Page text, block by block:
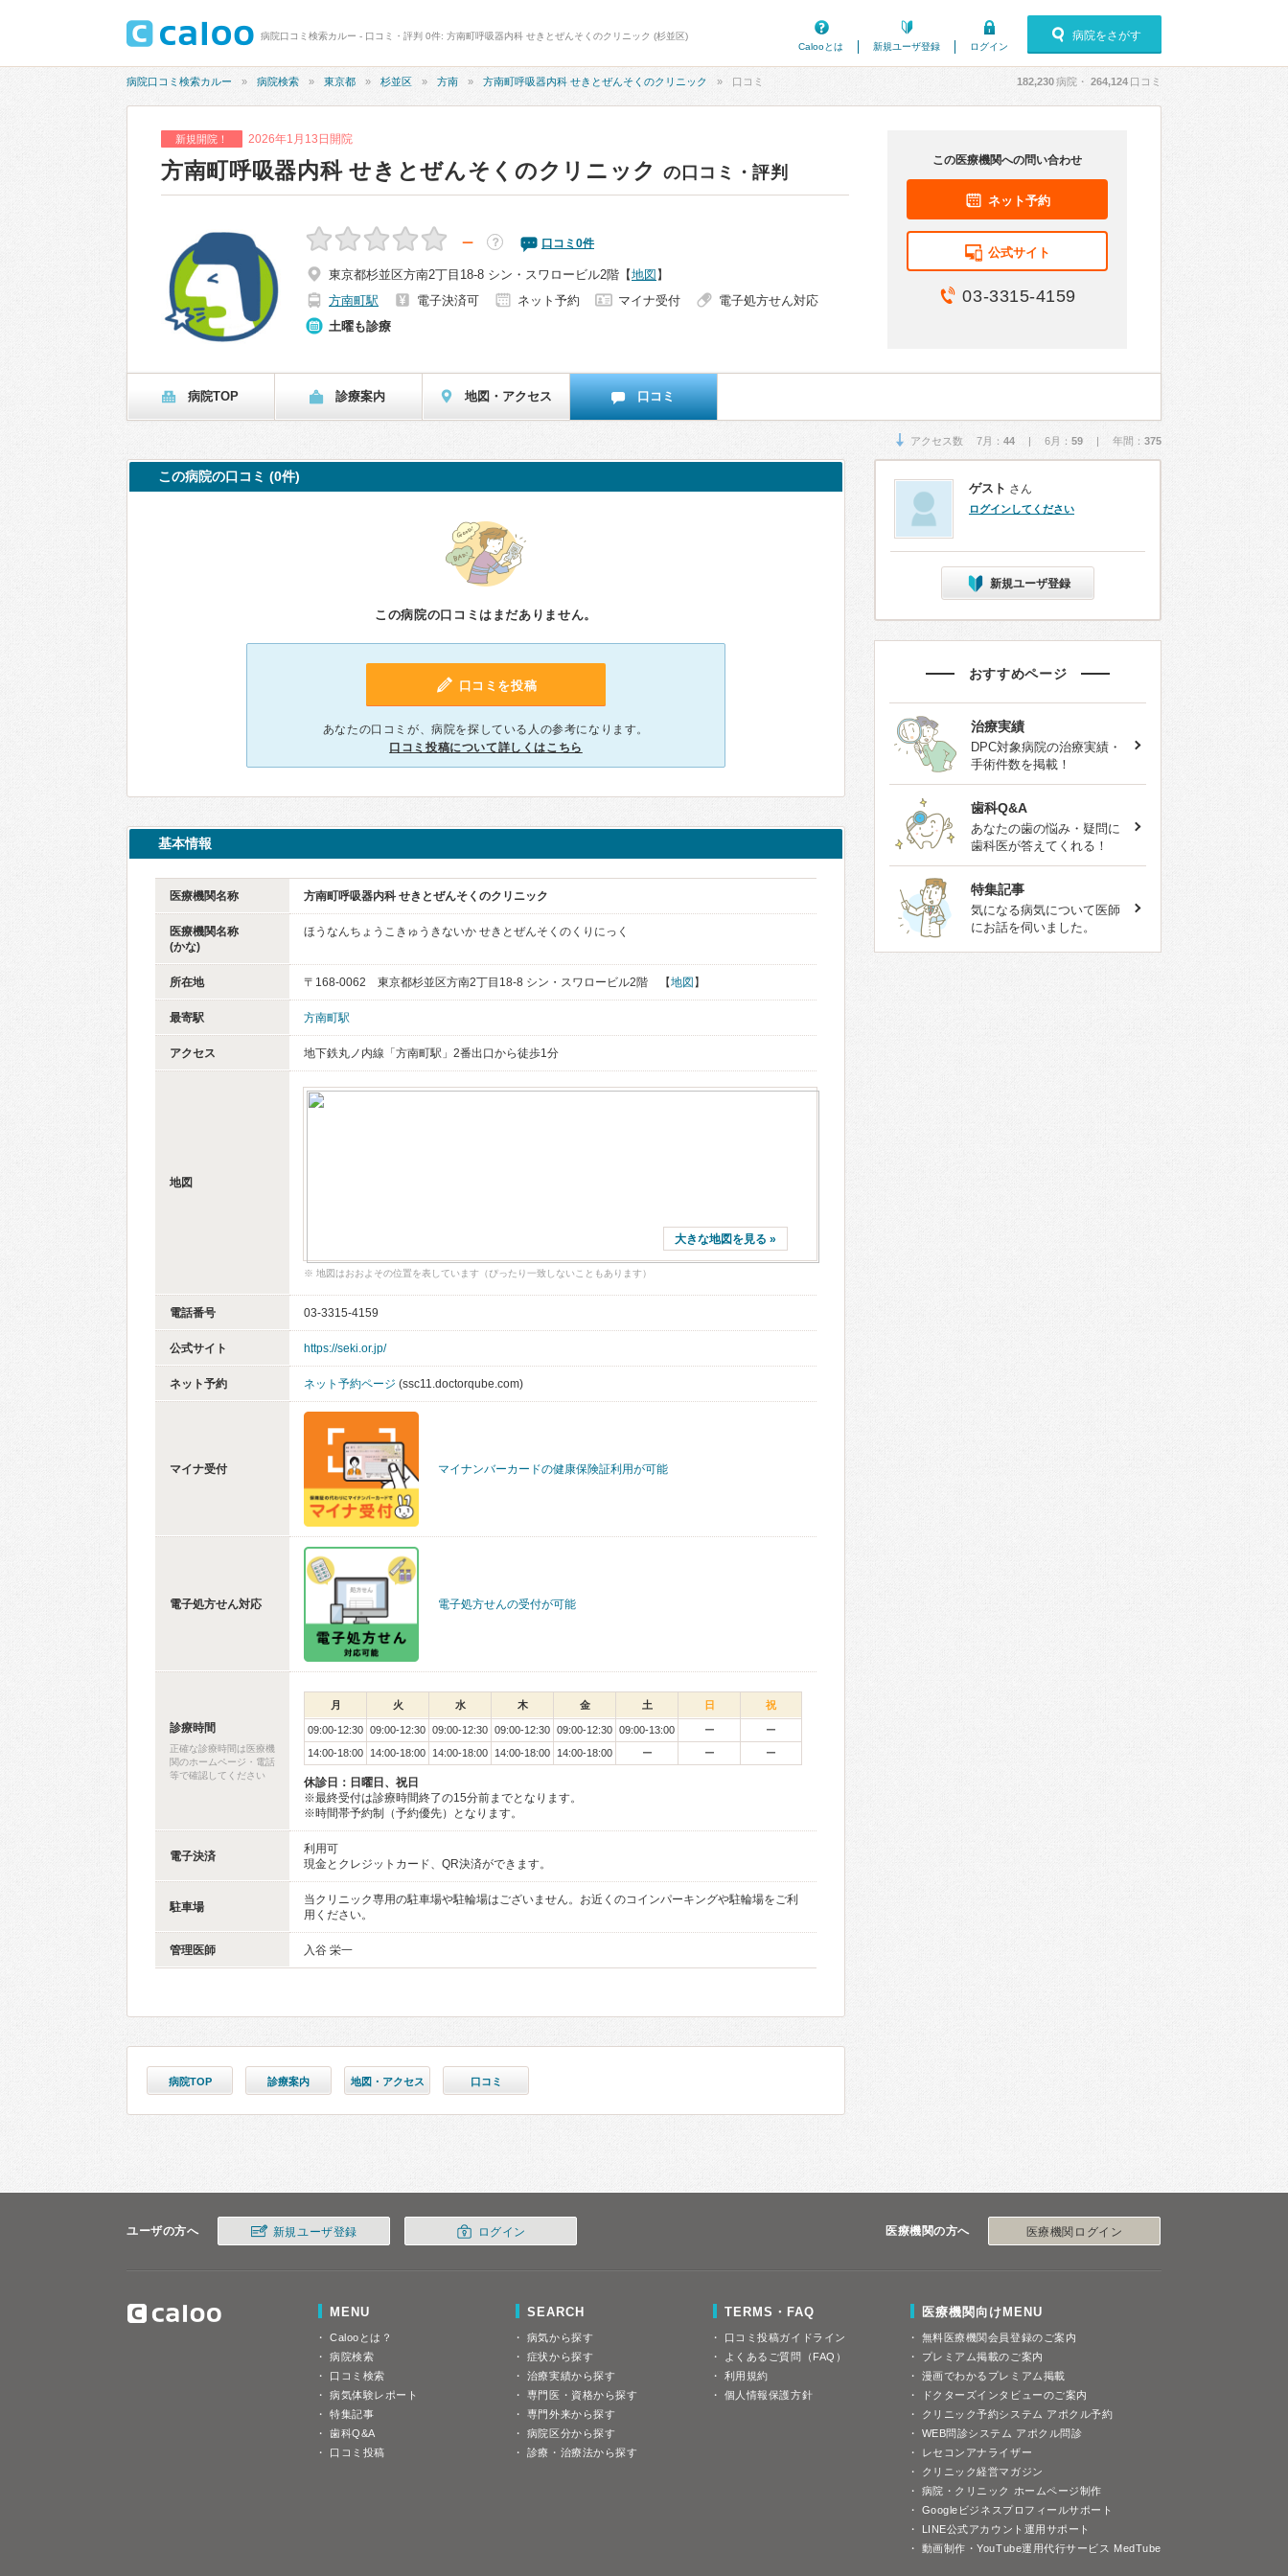
病院口コミ検索カルー - 口コミ・評判 0件: 方南町呼吸器内科 せきとぜんそくのクリニック (杉並区)
Calooとは
新規ユーザ登録 ログイン
病院をさがす
病院口コミ検索カルー 病院検索 東京都 杉並区 方南 方南町呼吸器内科 せきとぜんそくのクリニック 口コミ 182,230病院・ 264,124 口コミ
新規開院！ 2026年1月13日開院
方南町呼吸器内科 せきとぜんそくのクリニック の口コミ・評判
－ ？ 口コミ 0件
東京都杉並区方南2丁目18-8 シン・スワロービル2階 【地図 】
方南町駅
電子決済可 ネット予約 マイナ受付
電子処方せん対応
土曜も診療
この医療機関への問い合わせ
ネット予約
公式サイト
03-3315-4159
病院TOP 診療案内 地図・アクセス 口コミ
アクセス数 7月： 44 | 6月： 59 | 年間： 375
この病院の口コミ (0件)
この病院の口コミはまだありません。
口コミを投稿
あなたの口コミが、病院を探している人の参考になります。
口コミ投稿について詳しくはこちら
基本情報
医療機関名称 方南町呼吸器内科 せきとぜんそくのクリニック
医療機関名称
(かな)
ほうなんちょうこきゅうきないか せきとぜんそくのくりにっく
所在地 〒168-0062 東京都杉並区方南2丁目18-8 シン・スワロービル2階 【地図 】
最寄駅 方南町駅
アクセス 地下鉄丸ノ内線「方南町駅」2番出口から徒歩1分
地図
大きな地図を見る »
※ 地図はおおよその位置を表しています（ぴったり一致しないこともあります）
電話番号 03-3315-4159
公式サイト https://seki.or.jp/
ネット予約 ネット予約ページ (ssc11.doctorqube.com)
マイナ受付 マイナンバーカードの健康保険証利用が可能
電子処方せん対応 電子処方せんの受付が可能
診療時間
正確な診療時間は医療機
関のホームページ・電話
等で確認してください
月 火 水 木 金 土 日 祝
09:00-12:30 09:00-12:30 09:00-12:30 09:00-12:30 09:00-12:30 09:00-13:00 ー
ー
14:00-18:00
14:00-18:00 14:00-18:00 14:00-18:00 14:00-18:00 ー ー ー
休診日：日曜日、祝日
※最終受付は診療時間終了の15分前までとなります。
※時間帯予約制（予約優先）となります。
電子決済
利用可
現金とクレジットカード、QR決済ができます。
駐車場
当クリニック専用の駐車場や駐輪場はございません。お近くのコインパーキングや駐輪場をご利
用ください。
管理医師 入谷 栄一
病院TOP 診療案内 地図・アクセス 口コミ
ゲスト さん
ログインしてください
新規ユーザ登録
おすすめページ
治療実績
DPC対象病院の治療実績・
手術件数を掲載！
歯科Q&A
あなたの歯の悩み・疑問に
歯科医が答えてくれる！
特集記事
気になる病気について医師
にお話を伺いました。
ユーザの方へ 新規ユーザ登録 ログイン 医療機関の方へ 医療機関ログイン
MENU
Calooとは？
病院検索
口コミ検索
病気体験レポート
特集記事
歯科Q&A
口コミ投稿
SEARCH
病気から探す
症状から探す
治療実績から探す
専門医・資格から探す
専門外来から探す
病院区分から探す
診療・治療法から探す
TERMS・FAQ
口コミ投稿ガイドライン
よくあるご質問（FAQ）
利用規約
個人情報保護方針
医療機関向けMENU
無料医療機関会員登録のご案内
プレミアム掲載のご案内
漫画でわかるプレミアム掲載
ドクターズインタビューのご案内
クリニック予約システム アポクル予約
WEB問診システム アポクル問診
レセコンアナライザー
クリニック経営マガジン
病院・クリニック ホームページ制作
Googleビジネスプロフィールサポート
LINE公式アカウント運用サポート
動画制作・YouTube運用代行サービス MedTube